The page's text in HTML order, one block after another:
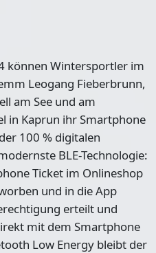
können Wintersportler im
Leogang Fieberbrunn,
am See und am
in Kaprun ihr Smartphone
100 % digitalen
BLE-Technologie:
Ticket im Onlineshop
und in die App
erteilt und
mit dem Smartphone
Low Energy bleibt der